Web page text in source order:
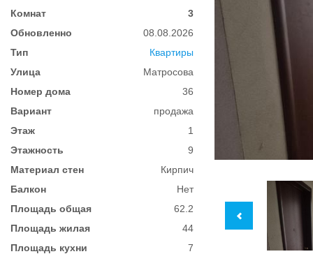
Комнат
3
Обновленно
08.08.2026
Тип
Квартиры
Улица
Матросова
Номер дома
36
Вариант
продажа
Этаж
1
Этажность
9
Материал стен
Кирпич
Балкон
Нет
Площадь общая
62.2
Площадь жилая
44
Площадь кухни
7